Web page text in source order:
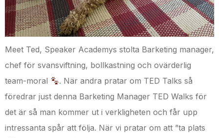
Meet Ted, Speaker Academys stolta Barketing manager,
chef för svansviftning, bollkastning och ovärderlig
team-moral
. När andra pratar om TED Talks så
föredrar just denna Barketing Manager TED Walks för
det är så man kommer ut i verkligheten och får upp
intressanta spår att följa. När vi pratar om att ”ta plats